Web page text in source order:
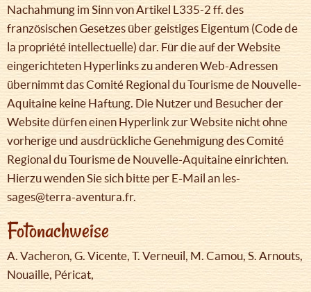
Nachahmung im Sinn von Artikel L335-2 ff. des
französischen Gesetzes über geistiges Eigentum (Code de
la propriété intellectuelle) dar. Für die auf der Website
eingerichteten Hyperlinks zu anderen Web-Adressen
übernimmt das Comité Regional du Tourisme de Nouvelle-
Aquitaine keine Haftung. Die Nutzer und Besucher der
Website dürfen einen Hyperlink zur Website nicht ohne
vorherige und ausdrückliche Genehmigung des Comité
Regional du Tourisme de Nouvelle-Aquitaine einrichten.
Hierzu wenden Sie sich bitte per E-Mail an les-
sages@terra-aventura.fr.
Fotonachweise
A. Vacheron, G. Vicente, T. Verneuil, M. Camou, S. Arnouts,
Nouaille, Péricat,